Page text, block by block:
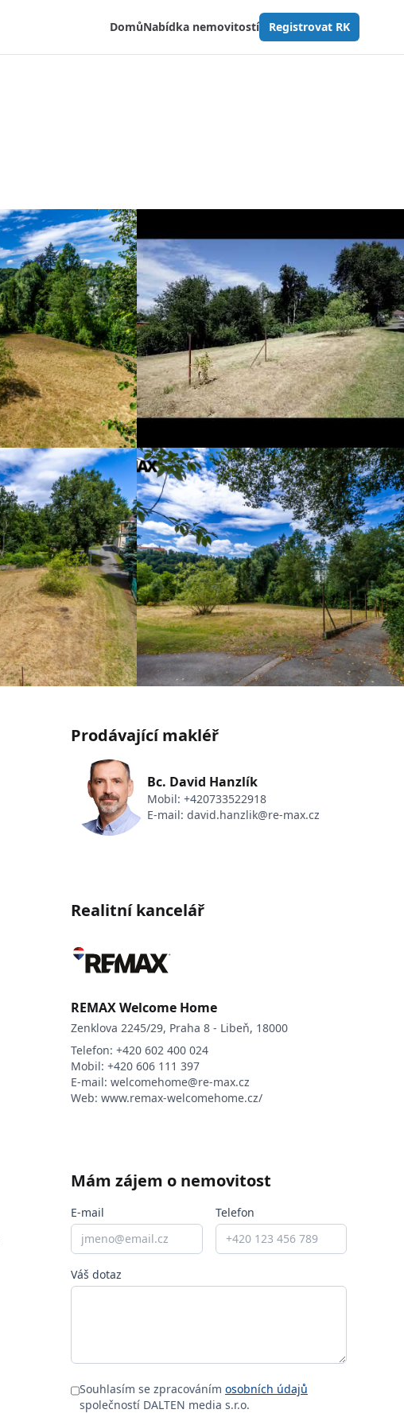
DomůNabídka nemovitostí Registrovat RK
Prodávající makléř
Bc. David Hanzlík
Mobil:+420733522918
E-mail:david.hanzlik@re-max.cz
Realitní kancelář
REMAX Welcome Home
Zenklova 2245/29, Praha 8 - Libeň, 18000
Telefon:+420 602 400 024
Mobil:+420 606 111 397
E-mail:welcomehome@re-max.cz
Web:www.remax-welcomehome.cz/
Mám zájem o nemovitost
E-mail Telefon
Váš dotaz
Souhlasím se zpracováním osobních údajů
společností DALTEN media s.r.o.